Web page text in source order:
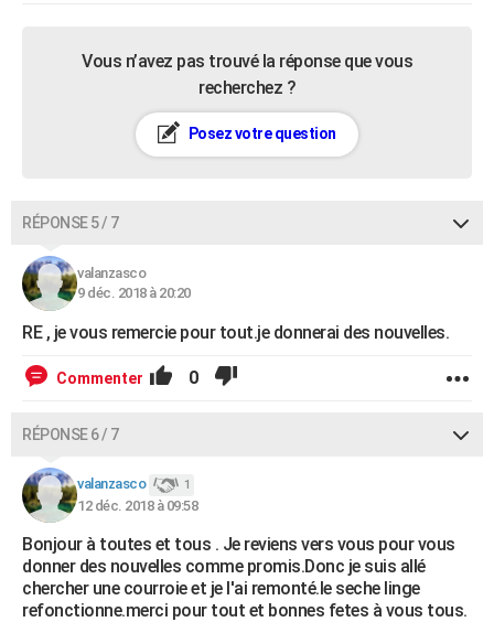
Vous n’avez pas trouvé la réponse que vous
recherchez ?
Posez votre question
RÉPONSE 5 / 7
valanzasco
9 déc. 2018 à 20:20
RE , je vous remercie pour tout.je donnerai des nouvelles.
Commenter 0
RÉPONSE 6 / 7
valanzasco 1
12 déc. 2018 à 09:58
Bonjour à toutes et tous . Je reviens vers vous pour vous
donner des nouvelles comme promis.Donc je suis allé
chercher une courroie et je l'ai remonté.le seche linge
refonctionne.merci pour tout et bonnes fetes à vous tous.